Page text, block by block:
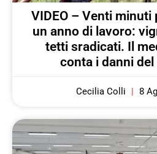
VIDEO – Venti
un anno di lavoro:
tetti sradicati. Il
conta i danni
Cecilia Colli 8